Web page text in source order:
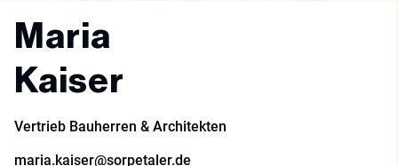
Maria
Kaiser
Vertrieb Bauherren & Architekten
maria.kaiser@sorpetaler.de